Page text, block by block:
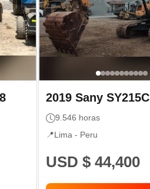
2019 Sany SY215C
9.546 horas
📍Lima - Peru
USD $ 44,400